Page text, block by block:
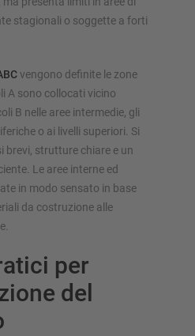
stagionali o soggette a forti
vengono definite le zone
A sono collocati vicino
B nelle aree intermedie, gli
o ai livelli superiori. Si
brevi, strutture chiare e un
Le aree interne ed
in modo sensato in base
da costruzione alle
per
del